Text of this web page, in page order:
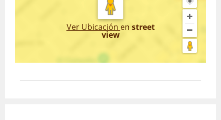
Ver Ubicación en street
view